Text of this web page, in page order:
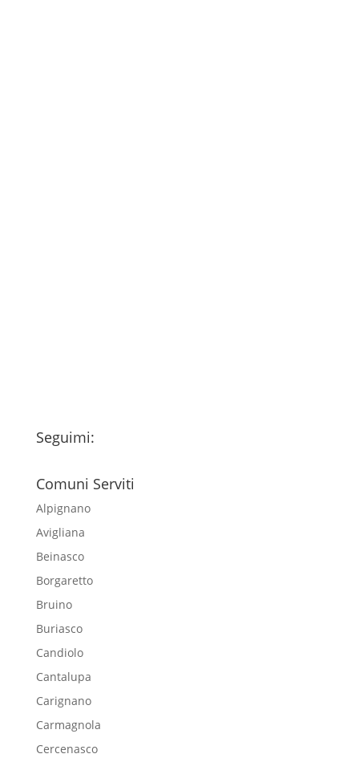
Seguimi:
Comuni Serviti
Alpignano
Avigliana
Beinasco
Borgaretto
Bruino
Buriasco
Candiolo
Cantalupa
Carignano
Carmagnola
Cercenasco